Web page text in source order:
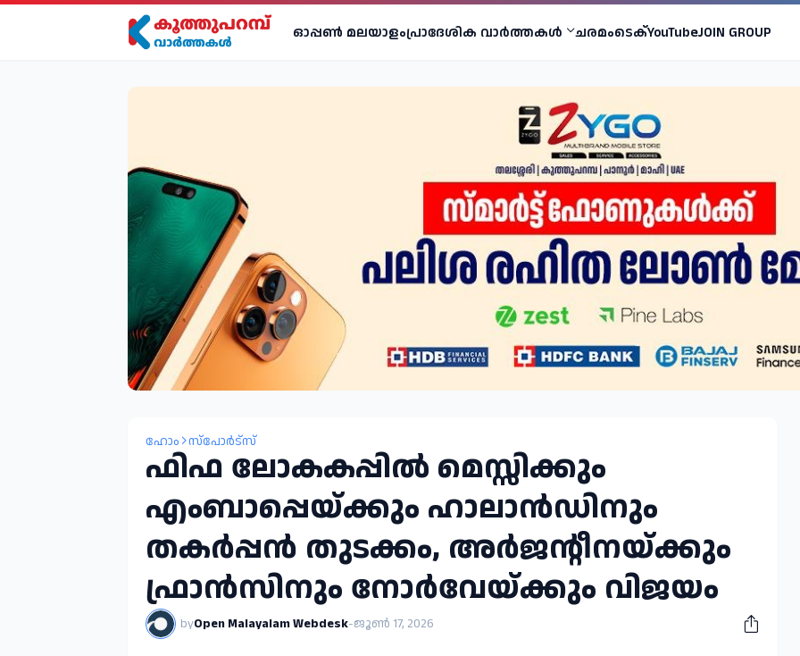
ഓപ്പണ്‍ മലയാളംപ്രാദേശിക വാര്‍ത്തകള്‍ ചരമംടെക്YouTubeJOIN GROUP
ഹോം സ്പോർട്സ്
ഫിഫ ലോകകപ്പിൽ മെസ്സിക്കും
എംബാപ്പെയ്ക്കും ഹാലാൻഡിനും
തകർപ്പൻ തുടക്കം, അർജന്റീനയ്ക്കും
ഫ്രാൻസിനും നോർവേയ്ക്കും വിജയം
byOpen Malayalam Webdesk-ജൂൺ 17, 2026